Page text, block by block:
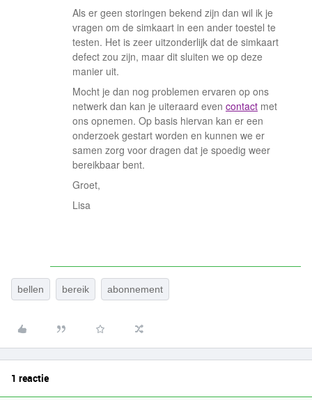
Als er geen storingen bekend zijn dan wil ik je
vragen om de simkaart in een ander toestel te
testen. Het is zeer uitzonderlijk dat de simkaart
defect zou zijn, maar dit sluiten we op deze
manier uit.
Mocht je dan nog problemen ervaren op ons
netwerk dan kan je uiteraard even contact met
ons opnemen. Op basis hiervan kan er een
onderzoek gestart worden en kunnen we er
samen zorg voor dragen dat je spoedig weer
bereikbaar bent.
Groet,
Lisa
bellen bereik abonnement
1 reactie